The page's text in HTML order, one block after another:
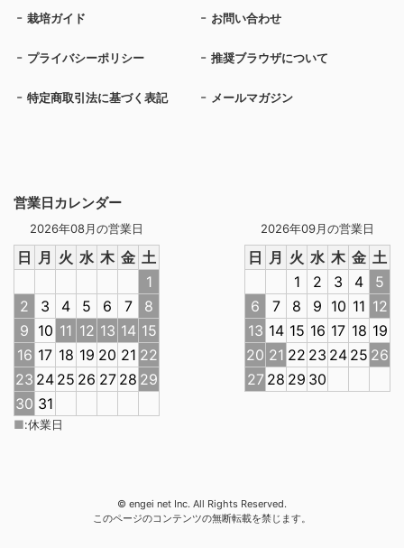
営業日カレンダー
2026年08月の営業日
日 月 火 水 木 金 土
1
2
3 4 5 6 7
8
9 10 11 12 13 14 15
16 17 18 19 20 21 22
23 24 25 26 27 28 29
30 31
2026年09月の営業日
日 月 火 水 木 金 土
1
2 3 4
5
6
7 8 9 10 11 12
13 14 15 16 17 18 19
20 21 22 23 24 25 26
27 28 29 30
■:休業日
栽培ガイド お問い合わせ
プライバシーポリシー 推奨ブラウザについて
特定商取引法に基づく表記 メールマガジン
© engei net Inc. All Rights Reserved.
このページのコンテンツの無断転載を禁じます。